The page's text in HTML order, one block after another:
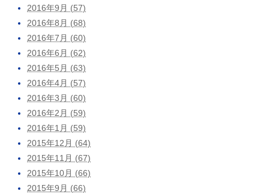
2016年9月 (57)
2016年8月 (68)
2016年7月 (60)
2016年6月 (62)
2016年5月 (63)
2016年4月 (57)
2016年3月 (60)
2016年2月 (59)
2016年1月 (59)
2015年12月 (64)
2015年11月 (67)
2015年10月 (66)
2015年9月 (66)